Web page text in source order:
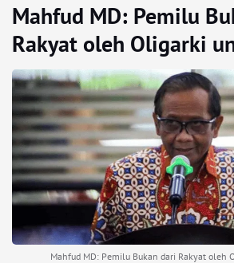
Mahfud MD: Pemilu
Rakyat oleh Oligarki
Mahfud MD: Pemilu Bukan dari Rakyat oleh